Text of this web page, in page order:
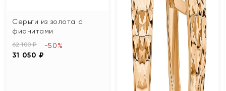
Серьги из золота с
фианитами
62 100 ₽
31 050 ₽
-50%